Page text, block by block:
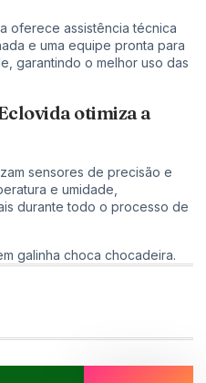
oferece assistência técnica
e uma equipe pronta para
garantindo o melhor uso das
otimiza a
sensores de precisão e
e umidade,
durante todo o processo de
galinha choca chocadeira.